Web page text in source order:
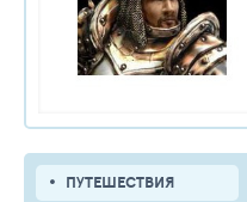
ПУТЕШЕСТВИЯ